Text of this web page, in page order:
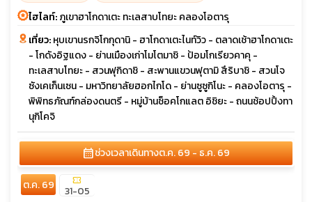
ไฮไลท์:ภูเขาฮาโกดาเตะ ทะเลสาบโทยะ คลองโอตารุ
เที่ยว:หุบเขานรกจิโกกุดานิ - ฮาโกดาเตะไนท์วิว - ตลาดเช้าฮาโกดาเตะ
- โกดังอิฐแดง - ย่านเมืองเก่าโมโตมาชิ - ป้อมโกเรียวคาคุ -
ทะเลสาบโทยะ - สวนฟุกิดาชิ - สะพานแขวนฟุตามิ สึริบาชิ - สวนโจ
ซังเคเก็นเซน - มหาวิทยาลัยฮอกไกโด - ย่านซูซูกิโนะ - คลองโอตารุ -
พิพิทธภัณฑ์กล่องดนตรี - หมู่บ้านช็อคโกแลต อิชิยะ - ถนนช้อปปิ้งทา
นุกิโคจิ
calendar_monthช่วงเวลาเดินทางต.ค. 69 - ธ.ค. 69
ต.ค. 69 confirmation_number
31-05